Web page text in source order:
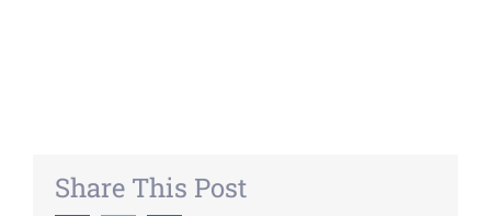
Share This Post